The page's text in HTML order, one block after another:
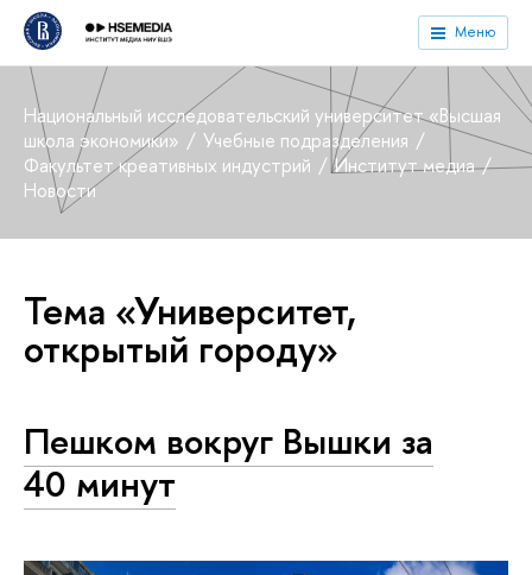
Меню
Национальный исследовательский университет «Высшая
школа экономики»
Учебные подразделения
Факультет креативных индустрий
Институт медиа
Новости
Тема «Университет,
открытый городу»
Пешком вокруг Вышки за
40 минут